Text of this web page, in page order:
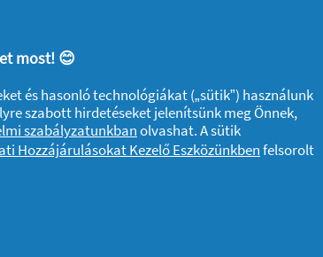
most! 😊
és hasonló technológiákat („sütik”) használunk
szabott hirdetéseket jelenítsünk meg Önnek,
szabályzatunkbanolvashat. A sütik
Hozzájárulásokat Kezelő Eszközünkbenfelsorolt